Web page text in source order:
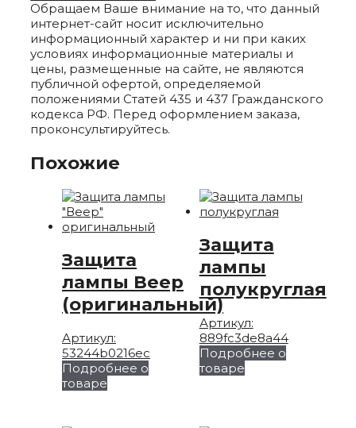
Обращаем Ваше внимание на то, что данный
интернет-сайт носит исключительно
информационный характер и ни при каких
условиях информационные материалы и
цены, размещенные на сайте, не являются
публичной офертой, определяемой
положениями Статей 435 и 437 Гражданского
кодекса РФ. Перед оформлением заказа,
проконсультируйтесь.
Похожие
Защита
лампы Веер
(оригинальный)
Артикул:
53244b0216ec
Подробнее о
товаре
Защита
лампы
полукруглая
Артикул:
889fc3de8a44
Подробнее о
товаре